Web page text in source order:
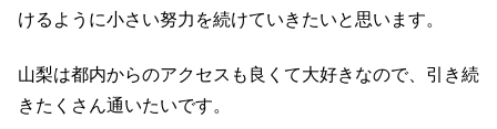
けるように小さい努力を続けていきたいと思います。
山梨は都内からのアクセスも良くて大好きなので、引き続
きたくさん通いたいです。